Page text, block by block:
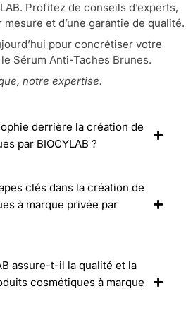
Profitez de conseils d’experts,
et d’une garantie de qualité.
pour concrétiser votre
Sérum Anti-Taches Brunes.
notre expertise.
derrière la création de
par BIOCYLAB ?
clés dans la création de
à marque privée par
assure-t-il la qualité et la
cosmétiques à marque